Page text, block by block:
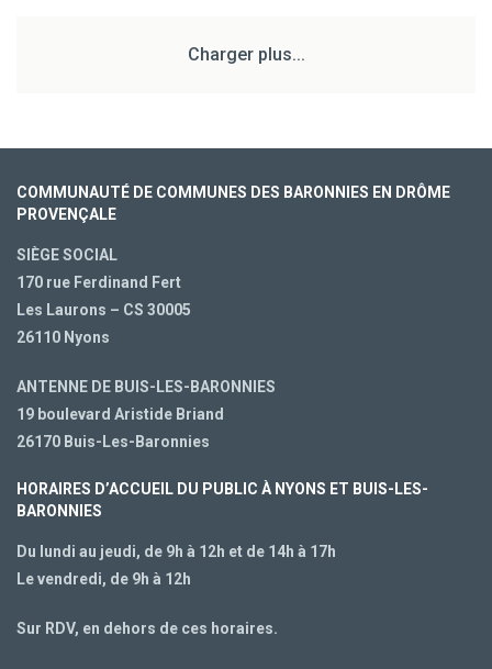
Charger plus...
COMMUNAUTÉ DE COMMUNES DES BARONNIES EN DRÔME
PROVENÇALE
SIÈGE SOCIAL
170 rue Ferdinand Fert
Les Laurons – CS 30005
26110 Nyons
ANTENNE DE BUIS-LES-BARONNIES
19 boulevard Aristide Briand
26170 Buis-Les-Baronnies
HORAIRES D’ACCUEIL DU PUBLIC À NYONS ET BUIS-LES-
BARONNIES
Du lundi au jeudi, de 9h à 12h et de 14h à 17h
Le vendredi, de 9h à 12h
Sur RDV, en dehors de ces horaires.